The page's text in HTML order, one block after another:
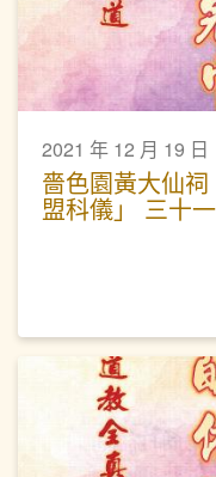
2021 年 12 月 19 日
嗇色園黃大仙
盟科儀」 三十